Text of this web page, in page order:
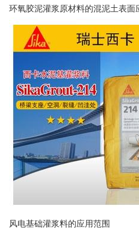
环氧胶泥灌浆原材料的混泥土表面
风电基础灌浆料的应用范围